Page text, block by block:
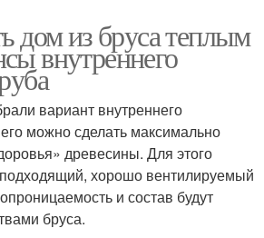
дом из бруса теплым
внутреннего
вариант внутреннего
можно сделать максимально
древесины. Для этого
хорошо вентилируемый
и состав будут
бруса.